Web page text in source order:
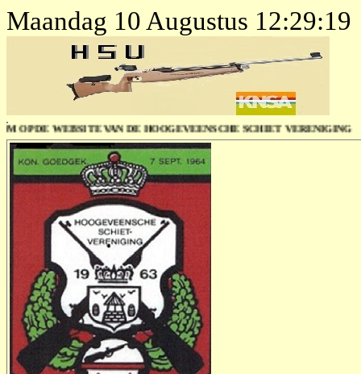
Maandag 10 Augustus 12:29:19
DE WEBSITE VAN DE HOOGEVEENSCHE SCHIET VERENIGING